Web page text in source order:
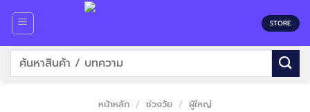
content
STORE
ค้นหา:
หน้าหลัก / ช่วงวัย / ผู้ใหญ่